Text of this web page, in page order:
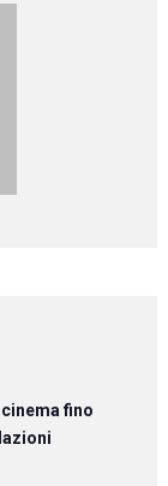
fino